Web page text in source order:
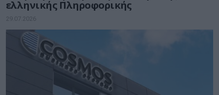
ελληνικής Πληροφορικής
29.07.2026